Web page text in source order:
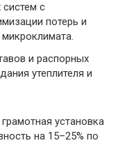
с
потерь и
и распорных
утеплителя и
установка
на 15–25% по